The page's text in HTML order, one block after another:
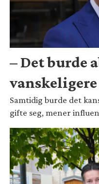
– Det burde
Samtidig burde det
gifte seg, mener